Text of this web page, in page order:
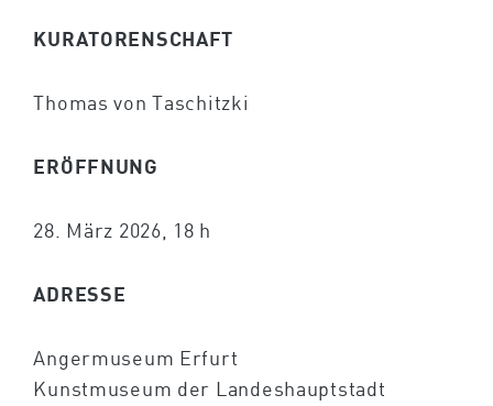
KURATORENSCHAFT
Thomas von Taschitzki
ERÖFFNUNG
28. März 2026, 18 h
ADRESSE
Angermuseum Erfurt
Kunstmuseum der Landeshauptstadt